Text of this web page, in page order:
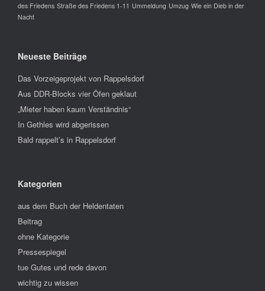
des Friedens Straße des Friedens 1-11 Ummeldung Umzug Wie ein Dieb in der
Nacht
Neueste Beiträge
Das Vorzeigeprojekt von Rappelsdorf
Aus DDR-Blocks vier Öfen geklaut
„Mieter haben kaum Verständnis“
In Gethles wird abgerissen
Bald rappelt’s in Rappelsdorf
Kategorien
aus dem Buch der Heldentaten
Beitrag
ohne Kategorie
Pressespiegel
tue Gutes und rede davon
wichtig zu wissen